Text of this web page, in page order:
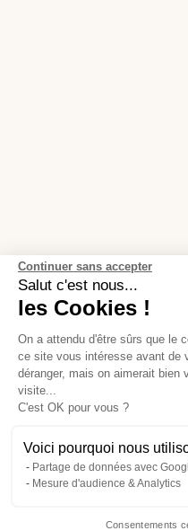
Continuer sans accepter
Salut c'est nous...
les Cookies !
On a attendu d'être sûrs que le
ce site vous intéresse avant de
déranger, mais on aimerait bien
visite...
C'est OK pour vous ?
Voici pourquoi nous
Partage de données avec
Mesure d'audience & Analytics
Consentements